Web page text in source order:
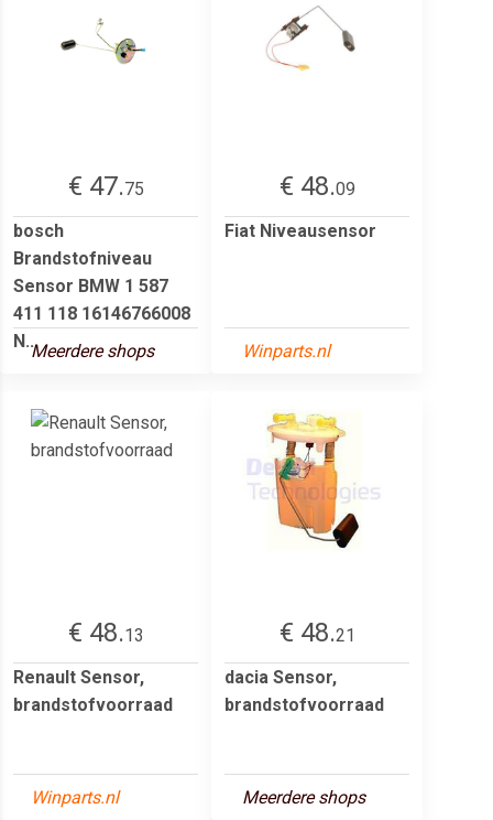
€ 47.75
bosch
Brandstofniveau
Sensor BMW 1 587
411 118 16146766008
N...Meerdere shops
€ 48.09
Fiat Niveausensor
Winparts.nl
€ 48.13
Renault Sensor,
brandstofvoorraad
Winparts.nl
€ 48.21
dacia Sensor,
brandstofvoorraad
Meerdere shops